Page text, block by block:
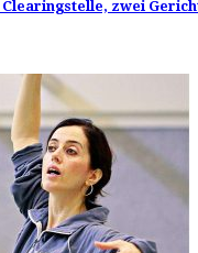
zwei